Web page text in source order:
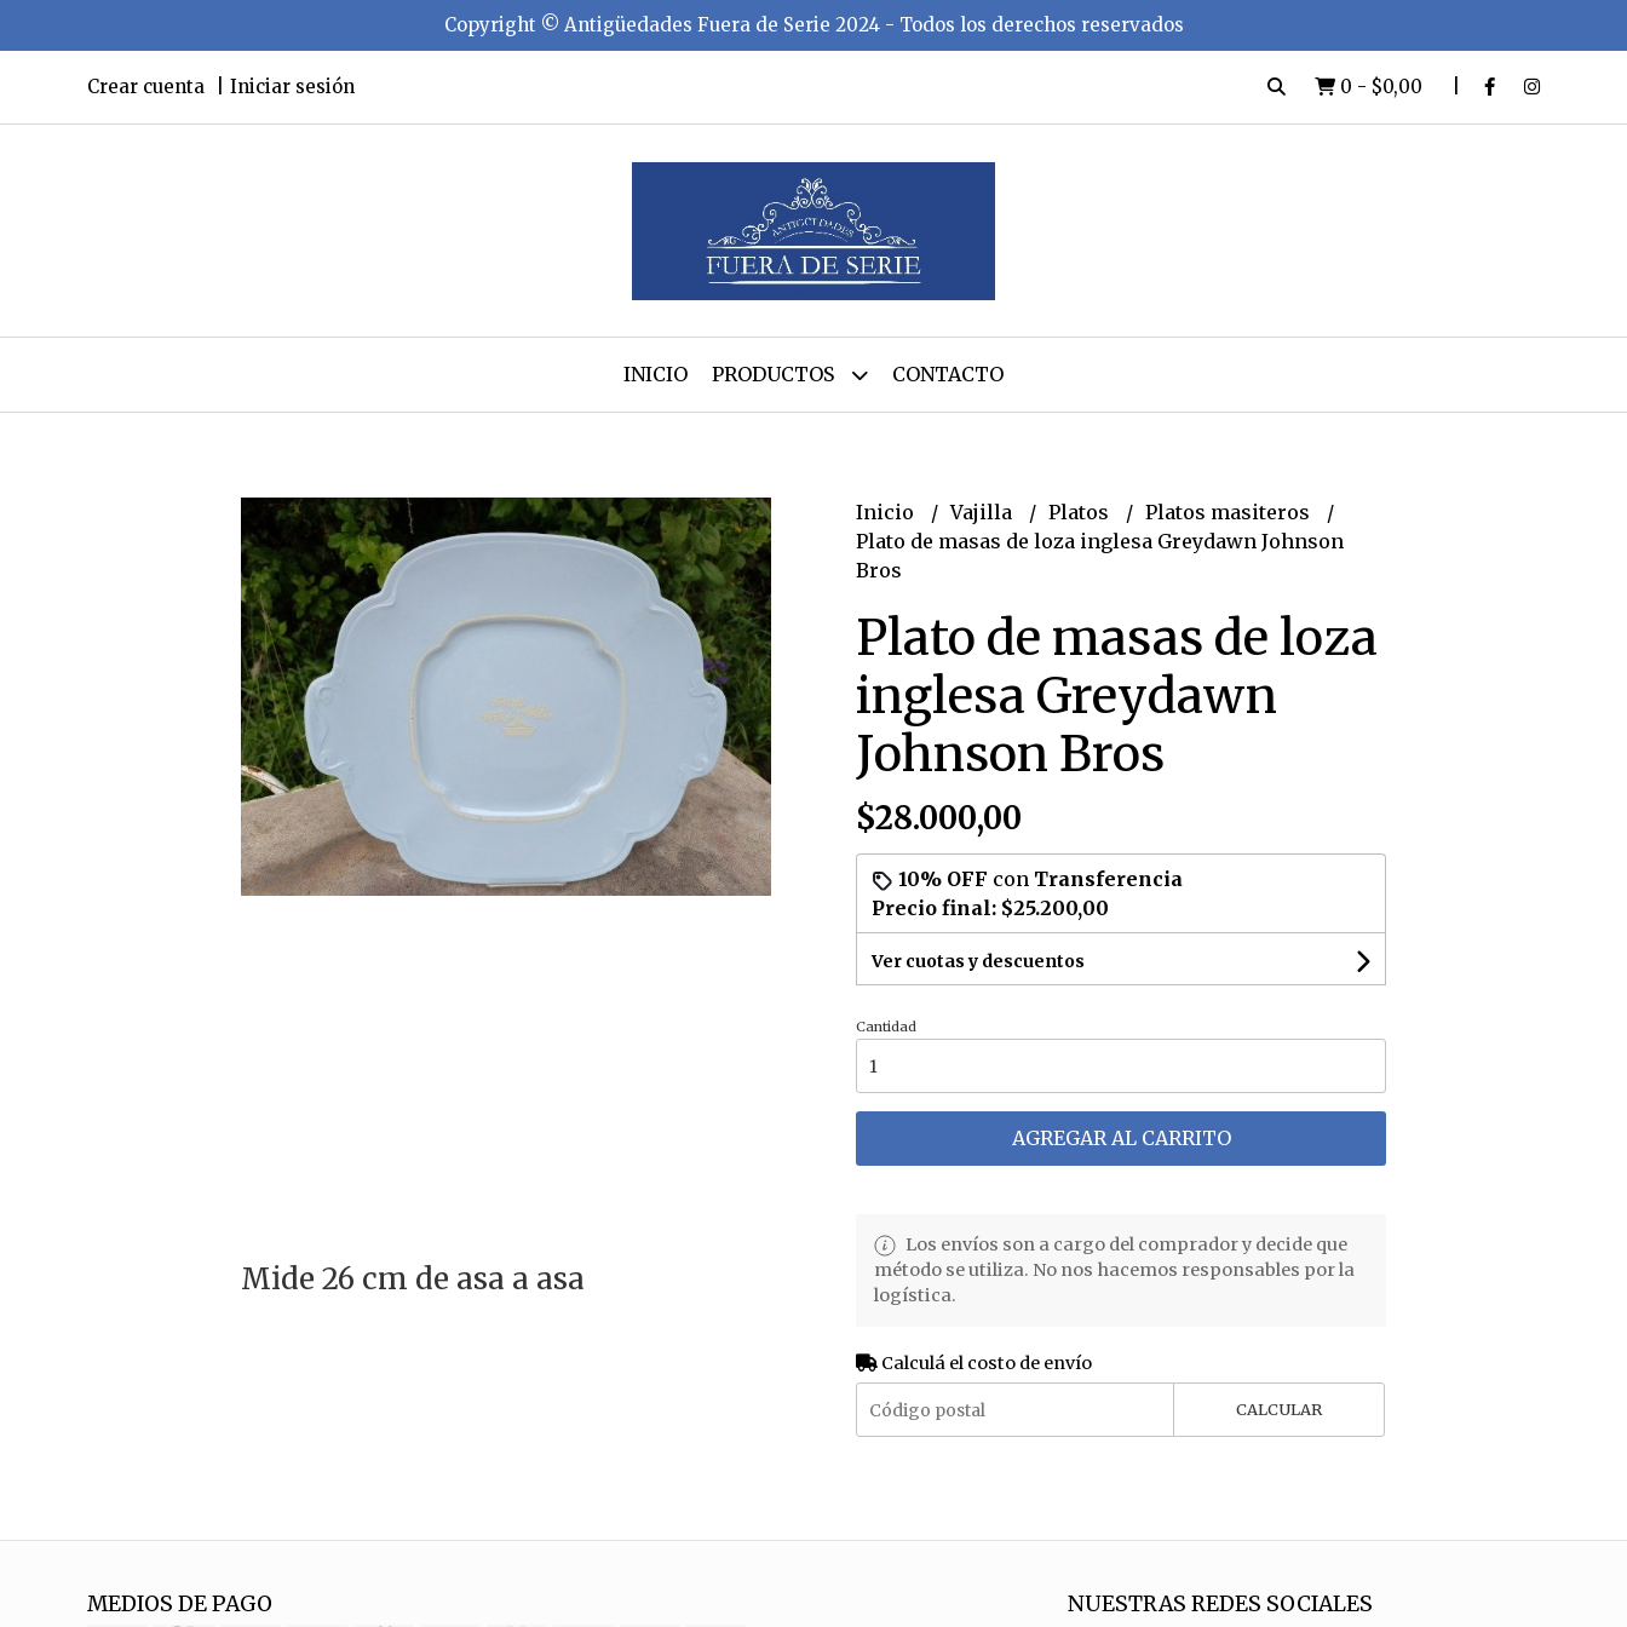
Copyright ©️ Antigüedades Fuera de Serie 2024 - Todos los derechos reservados
Crear cuenta Iniciar sesión 0 - $0,00
INICIO PRODUCTOS CONTACTO
Mide 26 cm de asa a asa
Inicio Vajilla Platos
Platos masiteros
Plato de masas de loza inglesa Greydawn Johnson
Bros
Plato de masas de loza
inglesa Greydawn
Johnson Bros
$28.000,00
10% OFF con Transferencia
Precio final: $25.200,00
Ver cuotas y descuentos
Cantidad
AGREGAR AL CARRITO
Los envíos son a cargo del comprador y decide que
método se utiliza. No nos hacemos responsables por la
logística.
Calculá el costo de envío
CALCULAR
MEDIOS DE PAGO NUESTRAS REDES SOCIALES